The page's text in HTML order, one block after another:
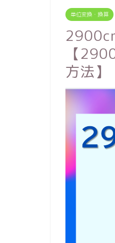
単位変換・換算
【
方法】